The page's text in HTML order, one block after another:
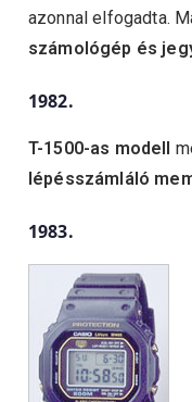
azonnal elfogadta.
számológép és
1982.
T-1500-as modell
lépésszámláló
1983.